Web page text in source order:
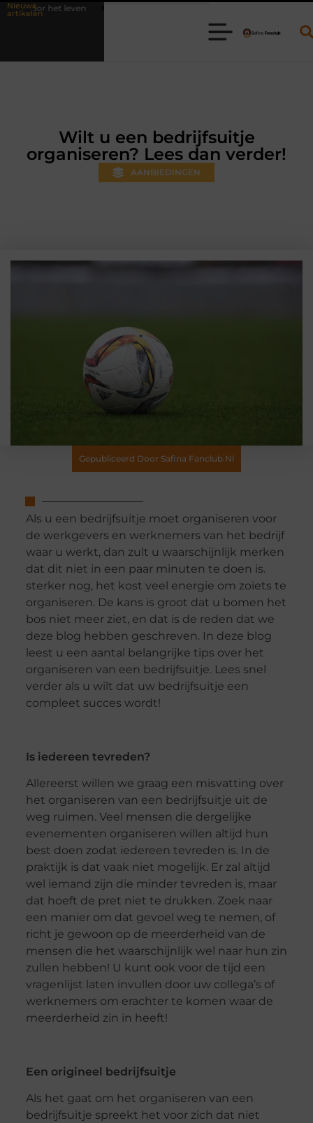
Nieuwe
artikelen
Waarom online vlees bestellen steeds gewoner wordt
Wilt u een bedrijfsuitje
organiseren? Lees dan verder!
AANBIEDINGEN
Gepubliceerd Door Safina Fanclub.nl
Als u een bedrijfsuitje moet organiseren voor
de werkgevers en werknemers van het bedrijf
waar u werkt, dan zult u waarschijnlijk merken
dat dit niet in een paar minuten te doen is.
sterker nog, het kost veel energie om zoiets te
organiseren. De kans is groot dat u bomen het
bos niet meer ziet, en dat is de reden dat we
deze blog hebben geschreven. In deze blog
leest u een aantal belangrijke tips over het
organiseren van een bedrijfsuitje. Lees snel
verder als u wilt dat uw bedrijfsuitje een
compleet succes wordt!
Is iedereen tevreden?
Allereerst willen we graag een misvatting over
het organiseren van een bedrijfsuitje uit de
weg ruimen. Veel mensen die dergelijke
evenementen organiseren willen altijd hun
best doen zodat iedereen tevreden is. In de
praktijk is dat vaak niet mogelijk. Er zal altijd
wel iemand zijn die minder tevreden is, maar
dat hoeft de pret niet te drukken. Zoek naar
een manier om dat gevoel weg te nemen, of
richt je gewoon op de meerderheid van de
mensen die het waarschijnlijk wel naar hun zin
zullen hebben! U kunt ook voor de tijd een
vragenlijst laten invullen door uw collega’s of
werknemers om erachter te komen waar de
meerderheid zin in heeft!
Een origineel bedrijfsuitje
Als het gaat om het organiseren van een
bedrijfsuitje spreekt het voor zich dat niet